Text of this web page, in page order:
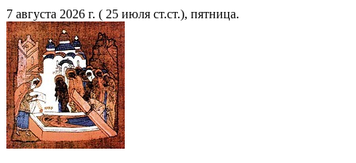
7 августа 2026 г. ( 25 июля ст.ст.), пятница.